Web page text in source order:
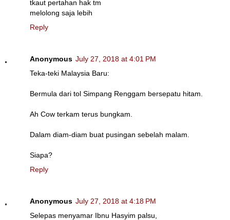
tkaut pertahan hak tm
melolong saja lebih
Reply
Anonymous July 27, 2018 at 4:01 PM
Teka-teki Malaysia Baru:
Bermula dari tol Simpang Renggam bersepatu hitam.
Ah Cow terkam terus bungkam.
Dalam diam-diam buat pusingan sebelah malam.
Siapa?
Reply
Anonymous July 27, 2018 at 4:18 PM
Selepas menyamar Ibnu Hasyim palsu,